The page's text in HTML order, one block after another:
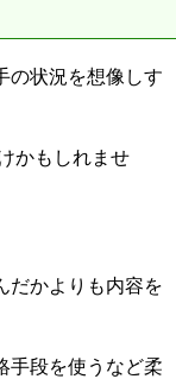
の状況を想像しす
かもしれませ
だかよりも内容を
手段を使うなど柔